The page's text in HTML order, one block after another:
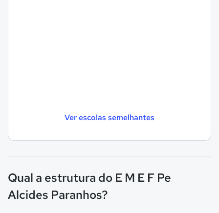
Ver escolas semelhantes
Qual a estrutura do E M E F Pe
Alcides Paranhos?